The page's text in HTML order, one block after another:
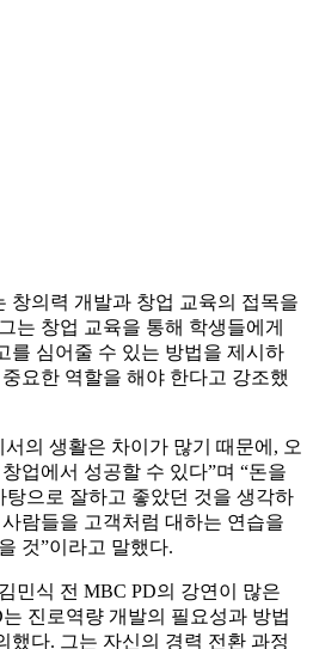
창의력 개발과 창업 교육의 접목을
는 창업 교육을 통해 학생들에게
를 심어줄 수 있는 방법을 제시하
요한 역할을 해야 한다고 강조했
의 생활은 차이가 많기 때문에, 오
업에서 성공할 수 있다”며 “돈을
으로 잘하고 좋았던 것을 생각하
람들을 고객처럼 대하는 연습을
것”이라고 말했다.
민식 전 MBC PD의 강연이 많은
진로역량 개발의 필요성과 방법
했다. 그는 자신의 경력 전환 과정